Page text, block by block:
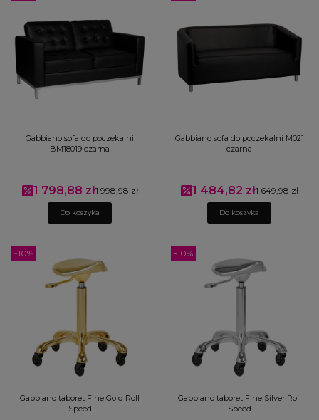
Gabbiano sofa do poczekalni
BM18019 czarna
Cena promocyjna
1 798,88 zł1 998,98 zł
Do koszyka
Gabbiano sofa do poczekalni M021
czarna
Cena promocyjna
1 484,82 zł1 649,98 zł
Do koszyka
Gabbiano taboret Fine Gold Roll
Speed
-10%
Gabbiano taboret Fine Silver Roll
Speed
-10%